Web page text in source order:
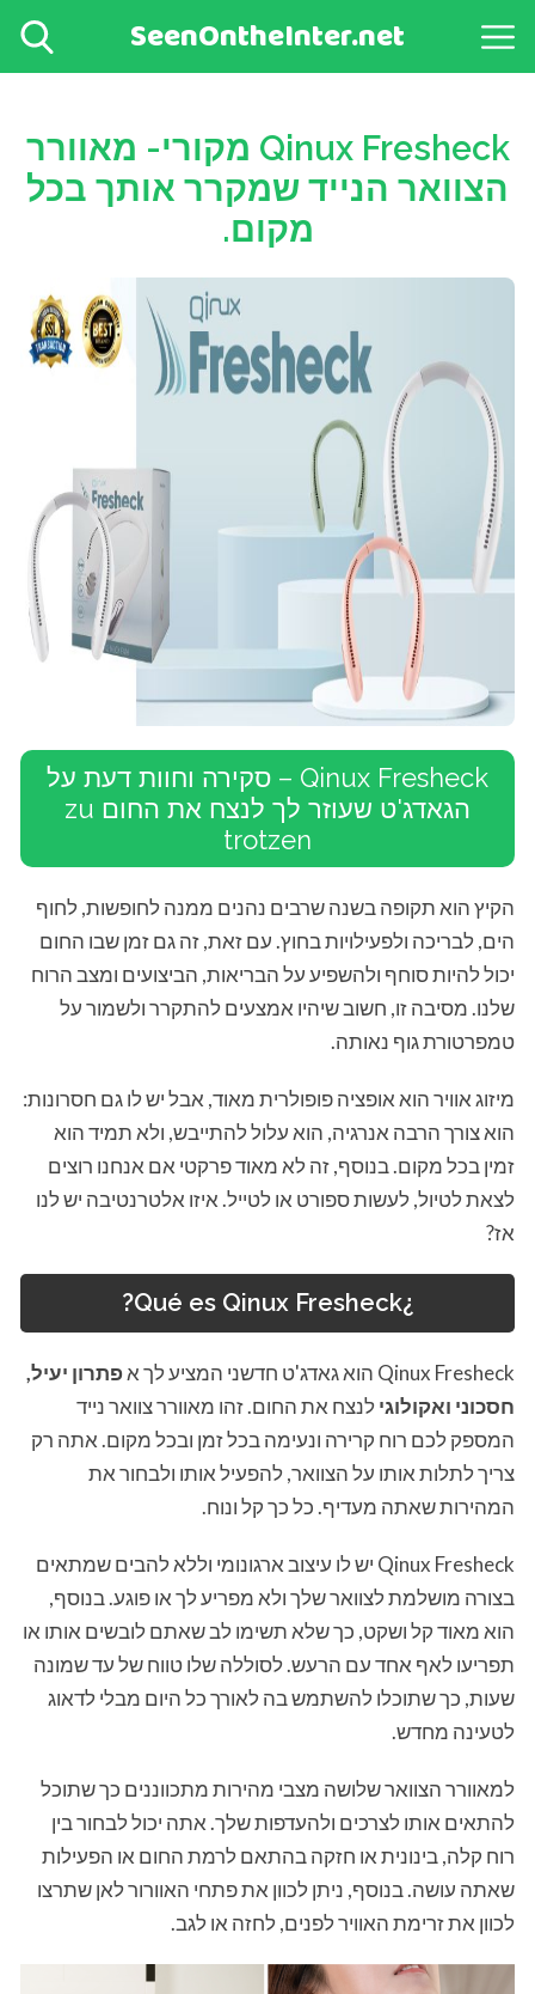
SeenOntheInter.net
Qinux Fresheck מקורי- מאוורר
הצוואר הנייד שמקרר אותך בכל
מקום.
Qinux Fresheck – סקירה וחוות דעת על
הגאדג'ט שעוזר לך לנצח את החום zu
trotzen
הקיץ הוא תקופה בשנה שרבים נהנים ממנה לחופשות, לחוף
הים, לבריכה ולפעילויות בחוץ. עם זאת, זה גם זמן שבו החום
יכול להיות סוחף ולהשפיע על הבריאות, הביצועים ומצב הרוח
שלנו. מסיבה זו, חשוב שיהיו אמצעים להתקרר ולשמור על
טמפרטורת גוף נאותה.
מיזוג אוויר הוא אופציה פופולרית מאוד, אבל יש לו גם חסרונות:
הוא צורך הרבה אנרגיה, הוא עלול להתייבש, ולא תמיד הוא
זמין בכל מקום. בנוסף, זה לא מאוד פרקטי אם אנחנו רוצים
לצאת לטיול, לעשות ספורט או לטייל. איזו אלטרנטיבה יש לנו
אז?
¿Qué es
Qinux Fresheck
?
Qinux Fresheck הוא גאדג'ט חדשני המציע לך א
פתרון יעיל,
חסכוני ואקולוגילנצח את החום. זהו מאוורר צוואר נייד
המספק לכם רוח קרירה ונעימה בכל זמן ובכל מקום. אתה רק
צריך לתלות אותו על הצוואר, להפעיל אותו ולבחור את
המהירות שאתה מעדיף. כל כך קל ונוח.
Qinux Fresheck יש לו עיצוב ארגונומי וללא להבים שמתאים
בצורה מושלמת לצוואר שלך ולא מפריע לך או פוגע. בנוסף,
הוא מאוד קל ושקט, כך שלא תשימו לב שאתם לובשים אותו או
תפריעו לאף אחד עם הרעש. לסוללה שלו טווח של עד שמונה
שעות, כך שתוכלו להשתמש בה לאורך כל היום מבלי לדאוג
לטעינה מחדש.
למאוורר הצוואר שלושה מצבי מהירות מתכווננים כך שתוכל
להתאים אותו לצרכים ולהעדפות שלך. אתה יכול לבחור בין
רוח קלה, בינונית או חזקה בהתאם לרמת החום או הפעילות
שאתה עושה. בנוסף, ניתן לכוון את פתחי האוורור לאן שתרצו
לכוון את זרימת האוויר לפנים, לחזה או לגב.